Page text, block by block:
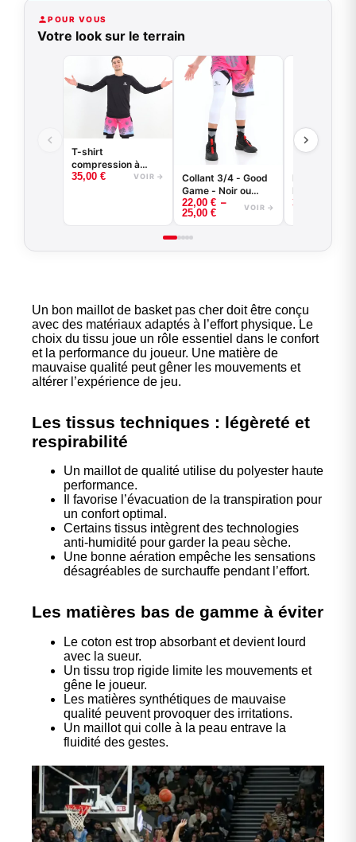
POUR VOUS
Votre look sur le terrain
T-shirt
compression à
manches longues
35,00 € VOIR →
Collant 3/4 - Good
Game - Noir ou
Blanc -
BASKETBALL
22,00 € –
25,00 € VOIR →
Kit
Maillot
short
35,00
Un bon maillot de basket pas cher doit être conçu
avec des matériaux adaptés à l’effort physique. Le
choix du tissu joue un rôle essentiel dans le confort
et la performance du joueur. Une matière de
mauvaise qualité peut gêner les mouvements et
altérer l’expérience de jeu.
Les tissus techniques : légèreté et
respirabilité
Un maillot de qualité utilise du polyester haute
performance.
Il favorise l’évacuation de la transpiration pour
un confort optimal.
Certains tissus intègrent des technologies
anti-humidité pour garder la peau sèche.
Une bonne aération empêche les sensations
désagréables de surchauffe pendant l’effort.
Les matières bas de gamme à éviter
Le coton est trop absorbant et devient lourd
avec la sueur.
Un tissu trop rigide limite les mouvements et
gêne le joueur.
Les matières synthétiques de mauvaise
qualité peuvent provoquer des irritations.
Un maillot qui colle à la peau entrave la
fluidité des gestes.